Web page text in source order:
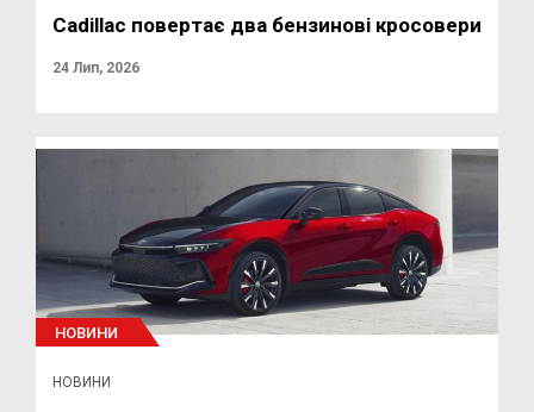
Cadillac повертає два бензинові кросовери
24 Лип, 2026
НОВИНИ
НОВИНИ